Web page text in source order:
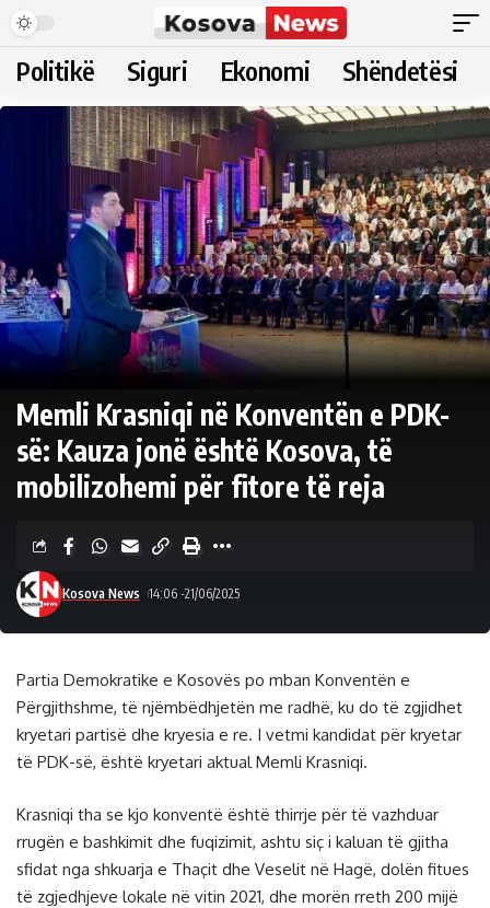
Politikë Siguri Ekonomi Shëndetësi
Memli Krasniqi në Konventën e PDK-
së: Kauza jonë është Kosova, të
mobilizohemi për fitore të reja
Kosova News 14:06 -21/06/2025
Partia Demokratike e Kosovës po mban Konventën e
Përgjithshme, të njëmbëdhjetën me radhë, ku do të zgjidhet
kryetari partisë dhe kryesia e re. I vetmi kandidat për kryetar
të PDK-së, është kryetari aktual Memli Krasniqi.
Krasniqi tha se kjo konventë është thirrje për të vazhduar
rrugën e bashkimit dhe fuqizimit, ashtu siç i kaluan të gjitha
sfidat nga shkuarja e Thaçit dhe Veselit në Hagë, dolën fitues
të zgjedhjeve lokale në vitin 2021, dhe morën rreth 200 mijë